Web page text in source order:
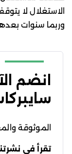
الاستغلال لا
وربما سنوات
انضم
الموثوقة
تقرأ في